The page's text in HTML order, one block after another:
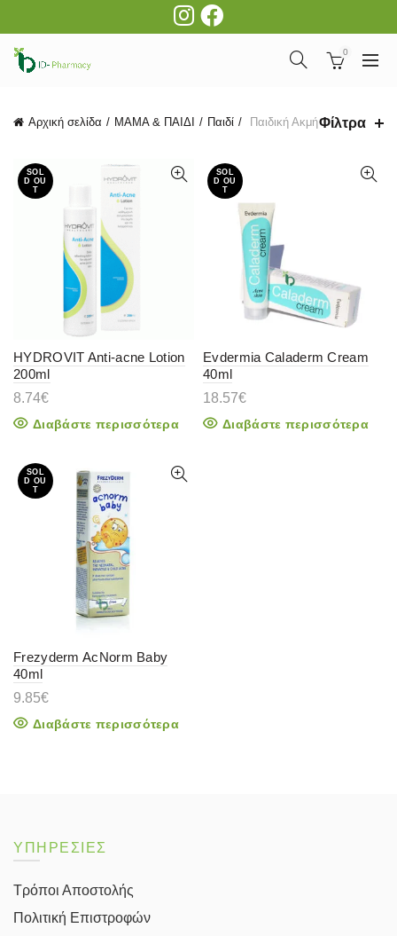
0
Αρχική σελίδα ΜΑΜΑ & ΠΑΙΔΙ Παιδί Παιδική ΑκμήΦίλτρα
SOL
D OU
T
HYDROVIT Anti-acne Lotion
200ml
8.74€
Διαβάστε περισσότερα
SOL
D OU
T
Evdermia Caladerm Cream
40ml
18.57€
Διαβάστε περισσότερα
SOL
D OU
T
Frezyderm AcNorm Baby
40ml
9.85€
Διαβάστε περισσότερα
ΥΠΗΡΕΣΙΕΣ
Τρόποι Αποστολής
Πολιτική Επιστροφών